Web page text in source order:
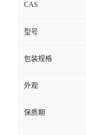
CAS
型号
包装规格
外观
保质期